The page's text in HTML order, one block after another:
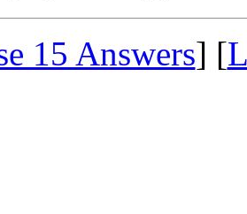
15 Answers] [